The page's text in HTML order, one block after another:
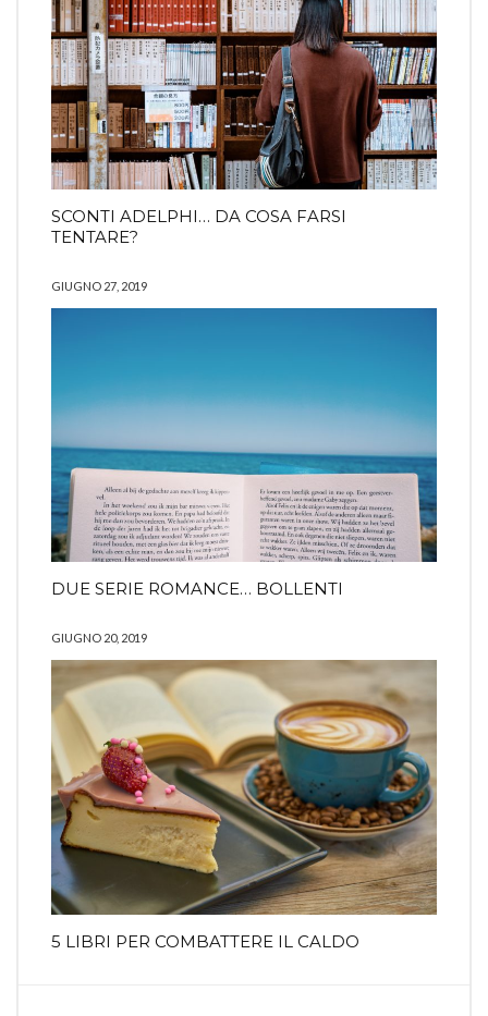
SCONTI ADELPHI… DA COSA FARSI
TENTARE?
GIUGNO 27, 2019
DUE SERIE ROMANCE… BOLLENTI
GIUGNO 20, 2019
5 LIBRI PER COMBATTERE IL CALDO